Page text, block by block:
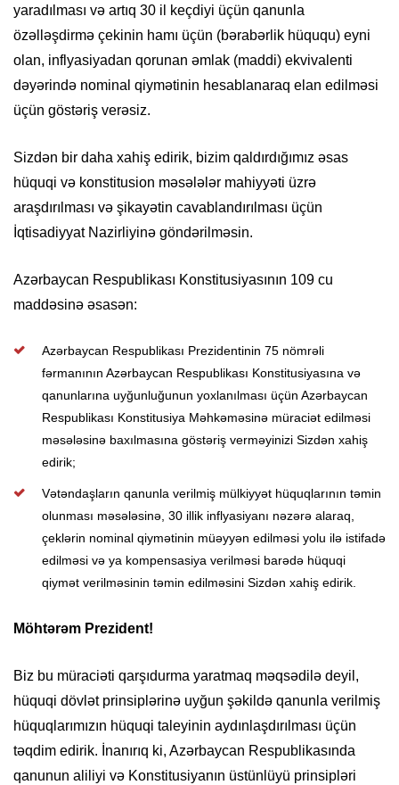
yaradılması və artıq 30 il keçdiyi üçün qanunla
özəlləşdirmə çekinin hamı üçün (bərabərlik hüququ) eyni
olan, inflyasiyadan qorunan əmlak (maddi) ekvivalenti
dəyərində nominal qiymətinin hesablanaraq elan edilməsi
üçün göstəriş verəsiz.
Sizdən bir daha xahiş edirik, bizim qaldırdığımız əsas
hüquqi və konstitusion məsələlər mahiyyəti üzrə
araşdırılması və şikayətin cavablandırılması üçün
İqtisadiyyat Nazirliyinə göndərilməsin.
Azərbaycan Respublikası Konstitusiyasının 109 cu
maddəsinə əsasən:
Azərbaycan Respublikası Prezidentinin 75 nömrəli
fərmanının Azərbaycan Respublikası Konstitusiyasına və
qanunlarına uyğunluğunun yoxlanılması üçün Azərbaycan
Respublikası Konstitusiya Məhkəməsinə müraciət edilməsi
məsələsinə baxılmasına göstəriş verməyinizi Sizdən xahiş
edirik;
Vətəndaşların qanunla verilmiş mülkiyyət hüquqlarının təmin
olunması məsələsinə, 30 illik inflyasiyanı nəzərə alaraq,
çeklərin nominal qiymətinin müəyyən edilməsi yolu ilə istifadə
edilməsi və ya kompensasiya verilməsi barədə hüquqi
qiymət verilməsinin təmin edilməsini Sizdən xahiş edirik.
Möhtərəm Prezident!
Biz bu müraciəti qarşıdurma yaratmaq məqsədilə deyil,
hüquqi dövlət prinsiplərinə uyğun şəkildə qanunla verilmiş
hüquqlarımızın hüquqi taleyinin aydınlaşdırılması üçün
təqdim edirik. İnanırıq ki, Azərbaycan Respublikasında
qanunun aliliyi və Konstitusiyanın üstünlüyü prinsipləri